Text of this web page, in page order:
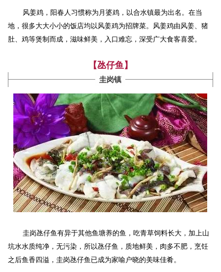
风姜鸡，阳春人习惯称为月婆鸡，以合水镇最为出名。在当
地，很多大大小小的饭店均以风姜鸡为招牌菜。风姜鸡由风姜、猪
肚、鸡等煲制而成，滋味鲜美，入口难忘，深受广大食客喜爱。
【氹仔鱼】
圭岗镇
圭岗氹仔鱼有异于其他鱼塘养的鱼，吃青草饲料长大，加上山
坑水水质纯净，无污染，所以氹仔鱼，质地鲜美，肉多不肥，烹饪
之后鱼香四溢， 圭岗氹仔鱼已成为家喻户晓的美味佳肴。